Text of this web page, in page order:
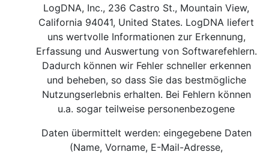
LogDNA, Inc., 236 Castro St., Mountain View,
California 94041, United States. LogDNA liefert
uns wertvolle Informationen zur Erkennung,
Erfassung und Auswertung von Softwarefehlern.
Dadurch können wir Fehler schneller erkennen
und beheben, so dass Sie das bestmögliche
Nutzungserlebnis erhalten. Bei Fehlern können
u.a. sogar teilweise personenbezogene
Daten übermittelt werden: eingegebene Daten
(Name, Vorname, E-Mail-Adresse,